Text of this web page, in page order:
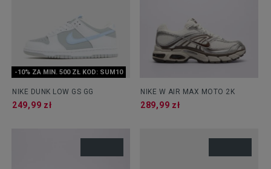
-10% ZA MIN. 500 ZŁ KOD: SUM10
NIKE DUNK LOW GS GG
249,99 zł
NIKE W AIR MAX MOTO 2K
289,99 zł